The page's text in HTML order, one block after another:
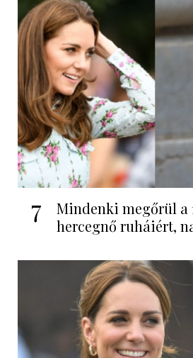
7
Mindenki megőrül a
hercegnő ruháiért,